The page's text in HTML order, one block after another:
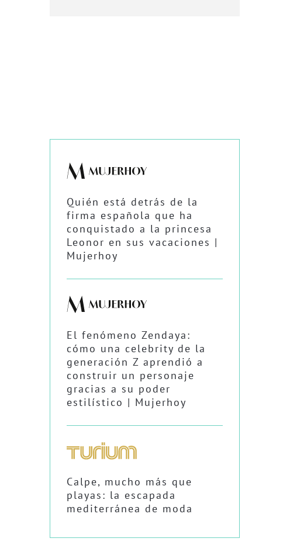
Quién está detrás de la
firma española que ha
conquistado a la princesa
Leonor en sus vacaciones |
Mujerhoy
El fenómeno Zendaya:
cómo una celebrity de la
generación Z aprendió a
construir un personaje
gracias a su poder
estilístico | Mujerhoy
Calpe, mucho más que
playas: la escapada
mediterránea de moda